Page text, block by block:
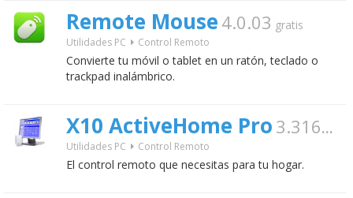
Remote Mouse 4.0.03 gratis
Utilidades PC Control Remoto
Convierte tu móvil o tablet en un ratón, teclado o
trackpad inalámbrico.
X10 ActiveHome Pro 3.316 gratis
Utilidades PC Control Remoto
El control remoto que necesitas para tu hogar.